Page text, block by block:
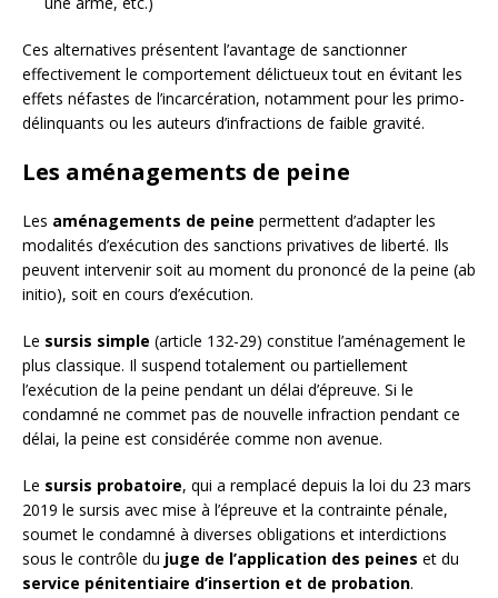
Ces alternatives présentent l’avantage de sanctionner
effectivement le comportement délictueux tout en évitant les
effets néfastes de l’incarcération, notamment pour les primo-
délinquants ou les auteurs d’infractions de faible gravité.
Les aménagements de peine
Les aménagements de peine permettent d’adapter les
modalités d’exécution des sanctions privatives de liberté. Ils
peuvent intervenir soit au moment du prononcé de la peine (ab
initio), soit en cours d’exécution.
Le sursis simple (article 132-29) constitue l’aménagement le
plus classique. Il suspend totalement ou partiellement
l’exécution de la peine pendant un délai d’épreuve. Si le
condamné ne commet pas de nouvelle infraction pendant ce
délai, la peine est considérée comme non avenue.
Le sursis probatoire, qui a remplacé depuis la loi du 23 mars
2019 le sursis avec mise à l’épreuve et la contrainte pénale,
soumet le condamné à diverses obligations et interdictions
sous le contrôle du juge de l’application des peines et du
service pénitentiaire d’insertion et de probation.